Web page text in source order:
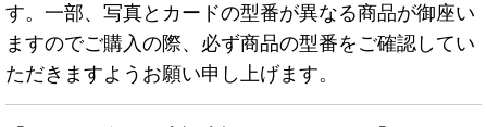
す。一部、写真とカードの型番が異なる商品が御座い
ますのでご購入の際、必ず商品の型番をご確認してい
ただきますようお願い申し上げます。